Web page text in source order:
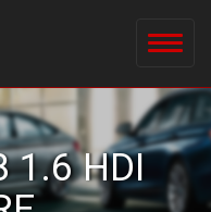
1.6 HDI